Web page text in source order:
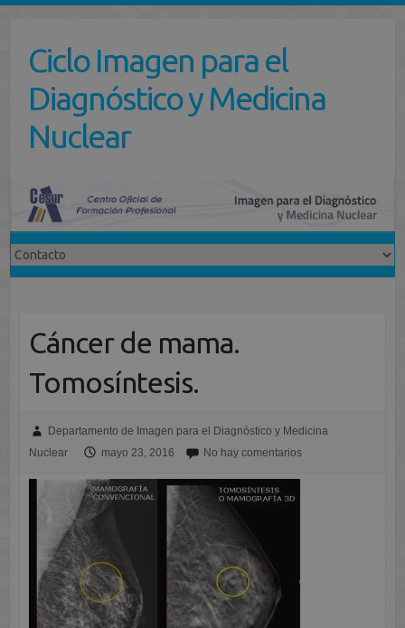
contenidoCiclo Imagen para el
Diagnóstico y Medicina
Nuclear
Cáncer de mama.
Tomosíntesis.
Departamento de Imagen para el Diagnóstico y Medicina
Nuclear
mayo 23, 2016 No hay comentarios